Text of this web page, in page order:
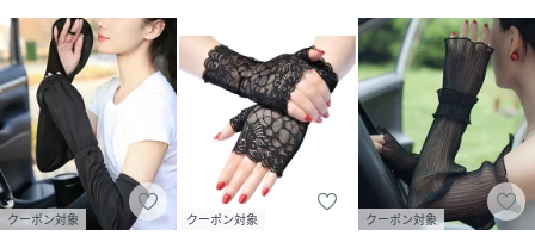
クーポン対象 クーポン対象 クーポン対象